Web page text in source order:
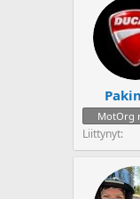
MotOrg
Liittynyt